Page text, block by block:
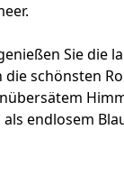
Sie die
schönsten
endlosem